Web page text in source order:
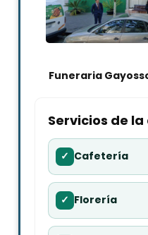
Funeraria
Servicios de
✓ Cafetería
✓ Florería